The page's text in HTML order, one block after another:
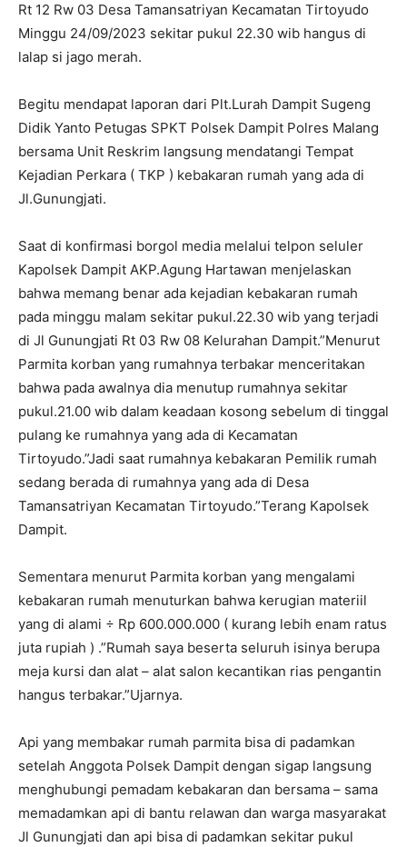
Rt 12 Rw 03 Desa Tamansatriyan Kecamatan Tirtoyudo
Minggu 24/09/2023 sekitar pukul 22.30 wib hangus di
lalap si jago merah.
Begitu mendapat laporan dari Plt.Lurah Dampit Sugeng
Didik Yanto Petugas SPKT Polsek Dampit Polres Malang
bersama Unit Reskrim langsung mendatangi Tempat
Kejadian Perkara ( TKP ) kebakaran rumah yang ada di
Jl.Gunungjati.
Saat di konfirmasi borgol media melalui telpon seluler
Kapolsek Dampit AKP.Agung Hartawan menjelaskan
bahwa memang benar ada kejadian kebakaran rumah
pada minggu malam sekitar pukul.22.30 wib yang terjadi
di Jl Gunungjati Rt 03 Rw 08 Kelurahan Dampit.”Menurut
Parmita korban yang rumahnya terbakar menceritakan
bahwa pada awalnya dia menutup rumahnya sekitar
pukul.21.00 wib dalam keadaan kosong sebelum di tinggal
pulang ke rumahnya yang ada di Kecamatan
Tirtoyudo.”Jadi saat rumahnya kebakaran Pemilik rumah
sedang berada di rumahnya yang ada di Desa
Tamansatriyan Kecamatan Tirtoyudo.”Terang Kapolsek
Dampit.
Sementara menurut Parmita korban yang mengalami
kebakaran rumah menuturkan bahwa kerugian materiil
yang di alami ÷ Rp 600.000.000 ( kurang lebih enam ratus
juta rupiah ) .”Rumah saya beserta seluruh isinya berupa
meja kursi dan alat – alat salon kecantikan rias pengantin
hangus terbakar.”Ujarnya.
Api yang membakar rumah parmita bisa di padamkan
setelah Anggota Polsek Dampit dengan sigap langsung
menghubungi pemadam kebakaran dan bersama – sama
memadamkan api di bantu relawan dan warga masyarakat
Jl Gunungjati dan api bisa di padamkan sekitar pukul